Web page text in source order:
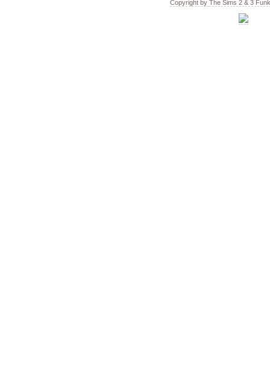
Copyright by The Sims 2 & 3